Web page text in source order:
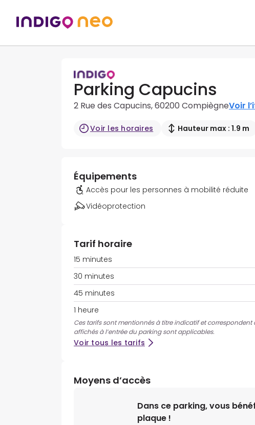
Parking Capucins
2 Rue des Capucins, 60200 CompiègneVoir
Voir les horaires Hauteur max : 1.9 m
Équipements
Accès pour les personnes à mobilité réduite
Vidéoprotection
Tarif horaire
15 minutes
30 minutes
45 minutes
1 heure
Ces tarifs sont mentionnés à titre indicatif et
affichés à l’entrée du parking sont applicables.
Voir tous les tarifs
Moyens d’accès
Dans ce parking, vous
plaque !